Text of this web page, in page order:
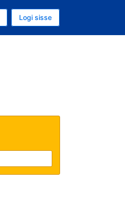
Logi sisse